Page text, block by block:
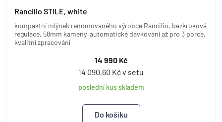
Rancilio STILE, white
kompaktní mlýnek renomovaného výrobce Rancilio, bezkroková
regulace, 58mm kameny, automatické dávkování až pro 3 porce,
kvalitní zpracování
14 990 Kč
14 090,60 Kč v setu
poslední kus skladem